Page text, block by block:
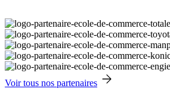
Voir tous nos partenaires